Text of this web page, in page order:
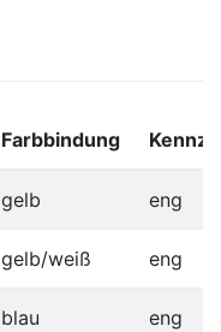
Farbbindung
gelb eng
gelb/weiß eng
blau eng